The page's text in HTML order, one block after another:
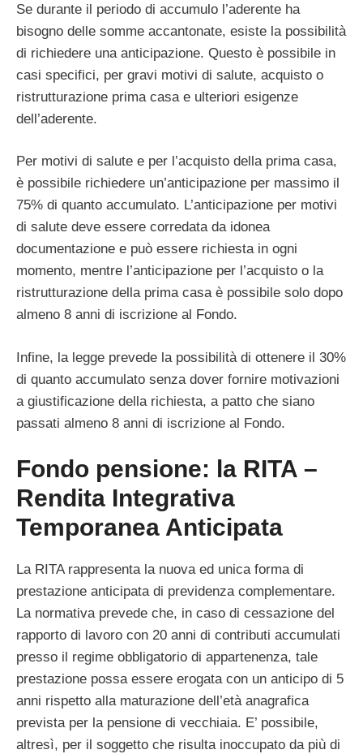
Se durante il periodo di accumulo l’aderente ha
bisogno delle somme accantonate, esiste la possibilità
di richiedere una anticipazione. Questo è possibile in
casi specifici, per gravi motivi di salute, acquisto o
ristrutturazione prima casa e ulteriori esigenze
dell’aderente.
Per motivi di salute e per l’acquisto della prima casa,
è possibile richiedere un’anticipazione per massimo il
75% di quanto accumulato. L’anticipazione per motivi
di salute deve essere corredata da idonea
documentazione e può essere richiesta in ogni
momento, mentre l’anticipazione per l’acquisto o la
ristrutturazione della prima casa è possibile solo dopo
almeno 8 anni di iscrizione al Fondo.
Infine, la legge prevede la possibilità di ottenere il 30%
di quanto accumulato senza dover fornire motivazioni
a giustificazione della richiesta, a patto che siano
passati almeno 8 anni di iscrizione al Fondo.
Fondo pensione: la RITA –
Rendita Integrativa
Temporanea Anticipata
La RITA rappresenta la nuova ed unica forma di
prestazione anticipata di previdenza complementare.
La normativa prevede che, in caso di cessazione del
rapporto di lavoro con 20 anni di contributi accumulati
presso il regime obbligatorio di appartenenza, tale
prestazione possa essere erogata con un anticipo di 5
anni rispetto alla maturazione dell’età anagrafica
prevista per la pensione di vecchiaia. E’ possibile,
altresì, per il soggetto che risulta inoccupato da più di